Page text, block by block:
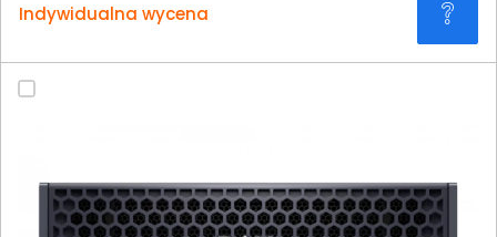
Indywidualna wycena